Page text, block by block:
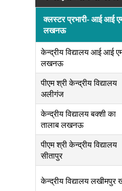
क्लस्टर प्रभारी- आई आई
लखनऊ
केन्द्रीय विद्यालय आई आई
लखनऊ
पीएम श्री केन्द्रीय विद्यालय
अलीगंज
केन्द्रीय विद्यालय बक्शी का
तालाब लखनऊ
पीएम श्री केन्द्रीय विद्यालय
सीतापुर
केन्द्रीय विद्यालय लखीमपुर